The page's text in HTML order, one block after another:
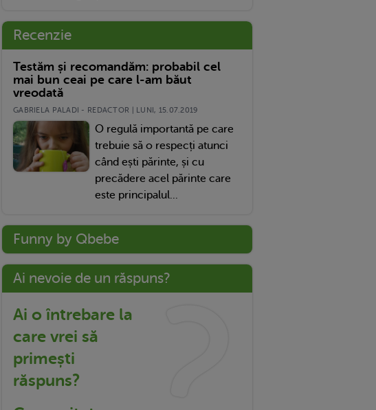
Recenzie
Testăm și recomandăm: probabil cel
mai bun ceai pe care l-am băut
vreodată
GABRIELA PALADI - REDACTOR | LUNI, 15.07.2019
O regulă importantă pe care
trebuie să o respecți atunci
când ești părinte, și cu
precădere acel părinte care
este principalul...
Funny by Qbebe
Ai nevoie de un răspuns?
Ai o întrebare la
care vrei să
primești
răspuns?